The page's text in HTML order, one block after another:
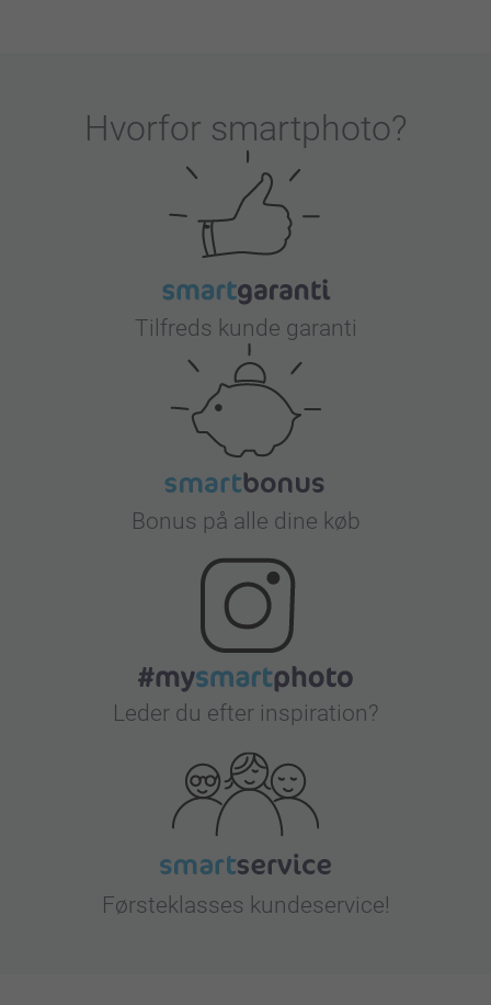
Hvorfor smartphoto?
Tilfreds kunde garanti
Bonus på alle dine køb
Leder du efter inspiration?
Førsteklasses kundeservice!